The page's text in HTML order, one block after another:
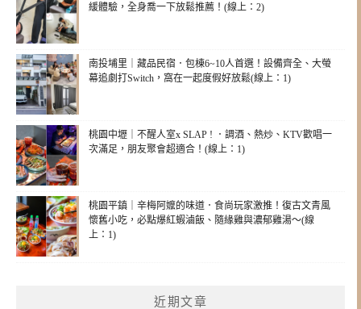
緩體驗，全身喬一下放鬆推薦！(線上：2)
南投埔里｜藏品民宿．包棟6~10人首選！設備齊全、大螢
幕追劇打Switch，窩在一起度假好放鬆(線上：1)
桃園中壢｜不醒人室x SLAP ! ．調酒、熱炒、KTV歡唱一
次滿足，朋友聚會超適合！(線上：1)
桃園平鎮｜辛梅阿嬤的味道．食尚玩家激推！復古文青風
懷舊小吃，必點爆紅蝦滷飯、隨緣雞與濃郁雞湯～(線
上：1)
近期文章